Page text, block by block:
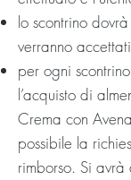
lo scontrino
verranno
per ogni
l’acquisto di
Crema con
possibile la
rimborso. Si